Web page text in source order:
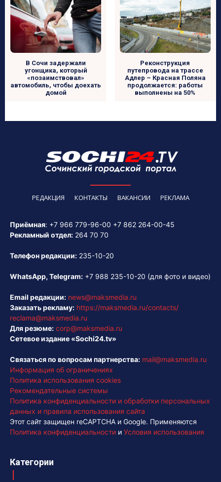
В Сочи задержали
угонщика, который
«позаимствовал»
автомобиль, чтобы доехать
домой
Реконструкция
путепровода на трассе
Адлер – Красная Поляна
продолжается: работы
выполнены на 50%
РЕДАКЦИЯ КОНТАКТЫ ВАКАНСИИ РЕКЛАМА
Приёмная: +7 966 779-96-00 +7 862 264-00-45
Рекламный отдел: 264 70 70
Телефон редакции: 235-10-20
WhatsApp, Telegram: +7 988 235-10-20 (для фото и видео)
Email редакции: news@maksmedia.ru
Заказать рекламу: https://maksmedia.ru/contacts/
reclama@maksmedia.ru
Для резюме: corp@maksmedia.ru
Сетевое издание «Sochi24.tv»
Связаться по вопросам партнерства: mail@maksmedia.ru
Информация об ограничениях
Политика использования cookies
Рекомендательные системы
Политика конфиденциальности и обработки персональных
данных и правила использования сайта
Этот сайт защищен reCAPTCHA и Google. Применяются
Политика конфиденциальности и Условия использования
Категории